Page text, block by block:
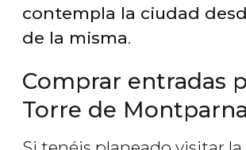
contempla la ciudad
de la misma.
Comprar entradas
Torre de